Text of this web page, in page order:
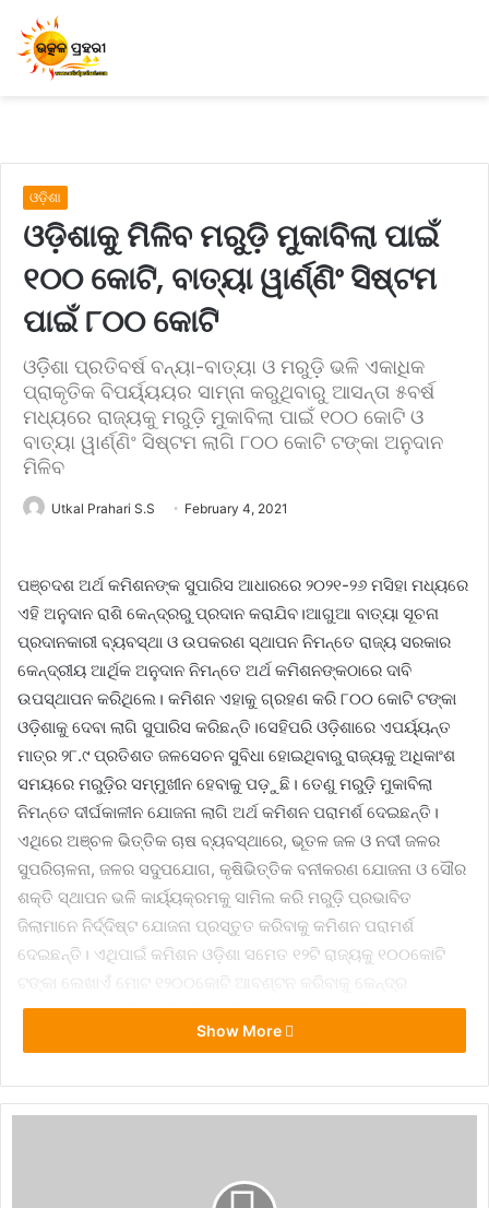
ଓଡ଼ିଶା
ଓଡ଼ିଶାକୁ ମିଳିବ ମରୁଡ଼ି ମୁକାବିଲା ପାଇଁ
୧୦୦ କୋଟି, ବାତ୍ୟା ୱାର୍ଣ୍ଣିଂ ସିଷ୍ଟମ
ପାଇଁ ୮୦୦ କୋଟି
ଓଡ଼ିିଶା ପ୍ରତିବର୍ଷ ବନ୍ୟା-ବାତ୍ୟା ଓ ମରୁଡ଼ି ଭଳି ଏକାଧିକ
ପ୍ରାକୃତିକ ବିପର୍ୟ୍ୟୟର ସାମ୍ନା କରୁଥିବାରୁ ଆସନ୍ତା ୫ବର୍ଷ
ମଧ୍ୟରେ ରାଜ୍ୟକୁ ମରୁଡ଼ି ମୁକାବିଲା ପାଇଁ ୧୦୦ କୋଟି ଓ
ବାତ୍ୟା ୱାର୍ଣ୍ଣିଂ ସିଷ୍ଟମ ଲାଗି ୮୦୦ କୋଟି ଟଙ୍କା ଅନୁଦାନ
ମିଳିବ
Utkal Prahari S.S February 4, 2021
ପଞ୍ଚଦଶ ଅର୍ଥ କମିଶନଙ୍କ ସୁପାରିସ ଆଧାରରେ ୨୦୨୧-୨୬ ମସିହା ମଧ୍ୟରେ
ଏହି ଅନୁଦାନ ରାଶି କେନ୍ଦ୍ରରୁ ପ୍ରଦାନ କରାଯିବ।ଆଗୁଆ ବାତ୍ୟା ସୂଚନା
ପ୍ରଦାନକାରୀ ବ୍ୟବସ୍ଥା ଓ ଉପକରଣ ସ୍ଥାପନ ନିମନ୍ତେ ରାଜ୍ୟ ସରକାର
କେନ୍ଦ୍ରୀୟ ଆର୍ଥିକ ଅନୁଦାନ ନିମନ୍ତେ ଅର୍ଥ କମିଶନଙ୍କଠାରେ ଦାବି
ଉପସ୍ଥାପନ କରିଥିଲେ। କମିଶନ ଏହାକୁ ଗ୍ରହଣ କରି ୮୦୦ କୋଟି ଟଙ୍କା
ଓଡ଼ିଶାକୁ ଦେବା ଲାଗି ସୁପାରିସ କରିଛନ୍ତି।ସେହିପରି ଓଡ଼ିଶାରେ ଏପର୍ୟ୍ୟନ୍ତ
ମାତ୍ର ୨୮.୯ ପ୍ରତିଶତ ଜଳସେଚନ ସୁବିଧା ହୋଇଥିବାରୁ ରାଜ୍ୟକୁ ଅଧିକାଂଶ
ସମୟରେ ମରୁଡ଼ିର ସମ୍ମୁଖୀନ ହେବାକୁ ପଡ଼ୁଛି। ତେଣୁ ମରୁଡ଼ି ମୁକାବିଲା
ନିମନ୍ତେ ଦୀର୍ଘକାଳୀନ ଯୋଜନା ଲାଗି ଅର୍ଥ କମିଶନ ପରାମର୍ଶ ଦେଇଛନ୍ତି।
ଏଥିରେ ଅଞ୍ଚଳ ଭିତ୍ତିକ ଚାଷ ବ୍ୟବସ୍ଥାରେ, ଭୂତଳ ଜଳ ଓ ନଦୀ ଜଳର
ସୁପରିଚାଳନା, ଜଳର ସଦୁପଯୋଗ, କୃଷିଭିତ୍ତିକ ବନୀକରଣ ଯୋଜନା ଓ ସୌର
ଶକ୍ତି ସ୍ଥାପନ ଭଳି କାର୍ୟ୍ୟକ୍ରମକୁ ସାମିଲ କରି ମରୁଡ଼ି ପ୍ରଭାବିତ
ଜିଲାମାନେ ନିର୍ଦ୍ଦିଷ୍ଟ ଯୋଜନା ପ୍ରସ୍ତୁତ କରିବାକୁ କମିଶନ ପରାମର୍ଶ
ଦେଇଛନ୍ତି। ଏଥିପାଇଁ କମିଶନ ଓଡ଼ିଶା ସମେତ ୧୨ଟି ରାଜ୍ୟକୁ ୧୦୦କୋଟି
ଟଙ୍କା ଲେଖାଏଁ ମୋଟ ୧୨୦୦କୋଟି ଆବଣ୍ଟନ କରିବାକୁ କେନ୍ଦ୍ର
ସରକାରଙ୍କୁ ସୁପାରିସ୍ କରିଛନ୍ତି। ଏହି ଅନୁଦାନକୁ ଜାତୀୟ ବିପର୍ୟ୍ୟୟ
ପରିଚାଳନା ପାଣ୍ଠି ମାଧ୍ୟମରେ ଦେବାକୁ ପରାମର୍ଶ ଦିଆଯାଇଛି।
Show More